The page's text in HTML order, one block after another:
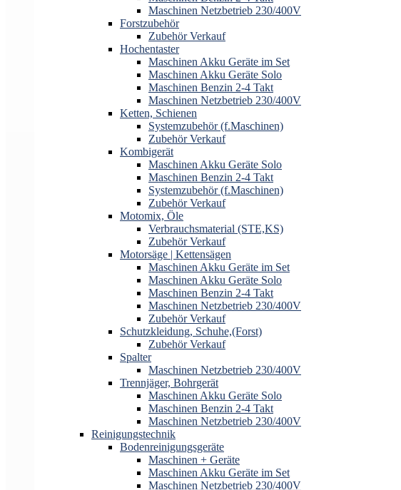
Maschinen Netzbetrieb 230/400V
Forstzubehör
Zubehör Verkauf
Hochentaster
Maschinen Akku Geräte im Set
Maschinen Akku Geräte Solo
Maschinen Benzin 2-4 Takt
Maschinen Netzbetrieb 230/400V
Ketten, Schienen
Systemzubehör (f.Maschinen)
Zubehör Verkauf
Kombigerät
Maschinen Akku Geräte Solo
Maschinen Benzin 2-4 Takt
Systemzubehör (f.Maschinen)
Zubehör Verkauf
Motomix, Öle
Verbrauchsmaterial (STE,KS)
Zubehör Verkauf
Motorsäge | Kettensägen
Maschinen Akku Geräte im Set
Maschinen Akku Geräte Solo
Maschinen Benzin 2-4 Takt
Maschinen Netzbetrieb 230/400V
Zubehör Verkauf
Schutzkleidung, Schuhe,(Forst)
Zubehör Verkauf
Spalter
Maschinen Netzbetrieb 230/400V
Trennjäger, Bohrgerät
Maschinen Akku Geräte Solo
Maschinen Benzin 2-4 Takt
Maschinen Netzbetrieb 230/400V
Reinigungstechnik
Bodenreinigungsgeräte
Maschinen + Geräte
Maschinen Akku Geräte im Set
Maschinen Netzbetrieb 230/400V